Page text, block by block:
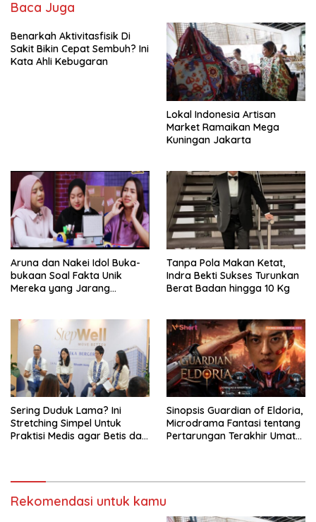
Baca Juga
Benarkah Aktivitasfisik Di
Sakit Bikin Cepat Sembuh? Ini
Kata Ahli Kebugaran
Lokal Indonesia Artisan
Market Ramaikan Mega
Kuningan Jakarta
Aruna dan Nakei Idol Buka-
bukaan Soal Fakta Unik
Mereka yang Jarang
Tanpa Pola Makan Ketat,
Indra Bekti Sukses Turunkan
Berat Badan hingga 10 Kg
Sering Duduk Lama? Ini
Stretching Simpel Untuk
Praktisi Medis agar Betis dan
Sinopsis Guardian of Eldoria,
Microdrama Fantasi tentang
Pertarungan Terakhir Umat
Rekomendasi untuk kamu